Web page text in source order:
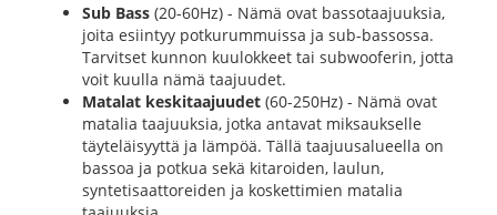
Sub Bass(20-60Hz) - Nämä ovat bassotaajuuksia,
joita esiintyy potkurummuissa ja sub-bassossa.
Tarvitset kunnon kuulokkeet tai subwooferin, jotta
voit kuulla nämä taajuudet.
Matalat keskitaajuudet(60-250Hz) - Nämä ovat
matalia taajuuksia, jotka antavat miksaukselle
täyteläisyyttä ja lämpöä. Tällä taajuusalueella on
bassoa ja potkua sekä kitaroiden, laulun,
syntetisaattoreiden ja koskettimien matalia